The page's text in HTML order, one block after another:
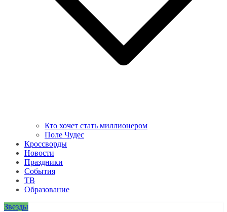
Кто хочет стать миллионером
Поле Чудес
Кроссворды
Новости
Праздники
События
ТВ
Образование
Звезды